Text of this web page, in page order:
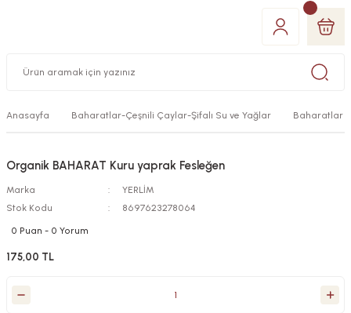
Anasayfa Baharatlar-Çeşnili Çaylar-Şifalı Su ve Yağlar Baharatlar
Organik BAHARAT Kuru yaprak Fesleğen
Marka
YERLİM
Stok Kodu
8697623278064
0 Puan - 0 Yorum
175,00 TL